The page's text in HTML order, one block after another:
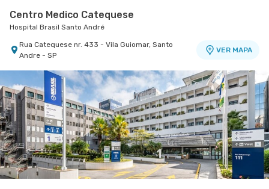
Centro Medico Catequese
Hospital Brasil Santo André
Rua Catequese nr. 433 - Vila Guiomar, Santo
Andre - SP
VER MAPA